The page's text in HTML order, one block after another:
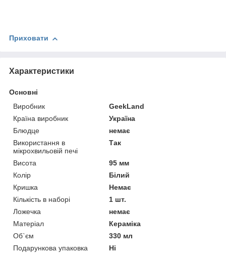
Приховати
Характеристики
Основні
Виробник
GeekLand
Країна виробник
Україна
Блюдце
немає
Використання в
мікрохвильовій печі
Так
Висота
95 мм
Колір
Білий
Кришка
Немає
Кількість в наборі
1 шт.
Ложечка
немає
Матеріал
Кераміка
Об`єм
330 мл
Подарункова упаковка
Ні